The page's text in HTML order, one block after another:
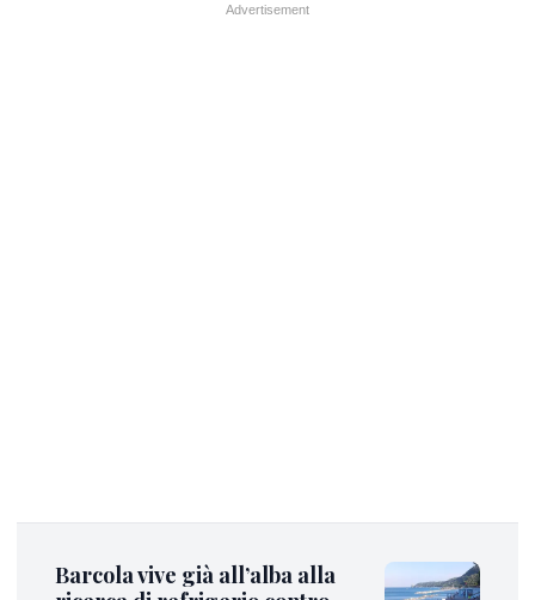
Barcola vive già all’alba alla